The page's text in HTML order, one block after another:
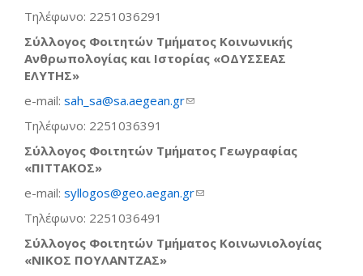
Τηλέφωνο: 2251036291
Σύλλογος Φοιτητών Τμήματος Κοινωνικής
Ανθρωπολογίας και Ιστορίας «ΟΔΥΣΣΕΑΣ
ΕΛΥΤΗΣ»
e-mail: sah_sa@sa.aegean.gr(link sends e-mail)
Τηλέφωνο: 2251036391
Σύλλογος Φοιτητών Τμήματος Γεωγραφίας
«ΠΙΤΤΑΚΟΣ»
e-mail: syllogos@geo.aegan.gr(link sends e-mail)
Τηλέφωνο: 2251036491
Σύλλογος Φοιτητών Τμήματος Κοινωνιολογίας
«ΝΙΚΟΣ ΠΟΥΛΑΝΤΖΑΣ»